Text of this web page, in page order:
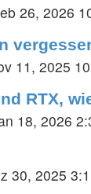
26, 2026
11, 2025
RTX,
18, 2026
30, 2025